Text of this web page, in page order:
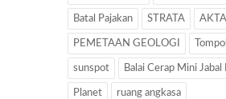
Batal Pajakan STRATA AKTA
PEMETAAN GEOLOGI
sunspot Balai Cerap Mini Jabal
Planet ruang angkasa